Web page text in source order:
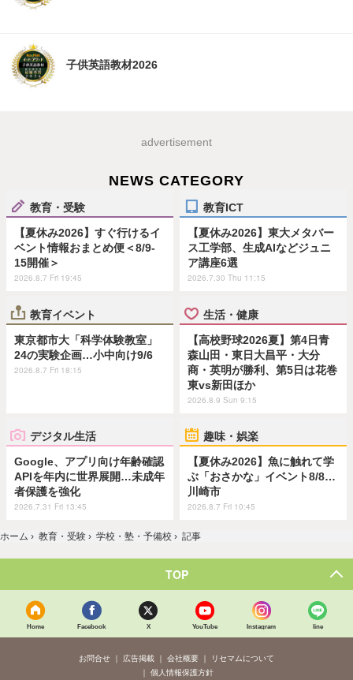
子供英語教材2026
advertisement
NEWS CATEGORY
教育・受験
【夏休み2026】すぐ行けるイ
ベント情報おまとめ便＜8/9-
15開催＞
2026.8.7 Fri 19:45
教育ICT
【夏休み2026】東大メタバー
ス工学部、生成AIなどジュニ
ア講座6選
2026.7.30 Thu 11:15
教育イベント
東京都市大「科学体験教室」
24の実験企画…小中向け9/6
2026.8.7 Fri 18:15
生活・健康
【高校野球2026夏】第4日青
森山田・東日大昌平・大分
商・英明が勝利、第5日は花巻
東vs新田ほか
2026.8.9 Sun 9:15
デジタル生活
Google、アプリ向け年齢確認
APIを年内に世界展開…未成年
者保護を強化
2026.7.31 Fri 13:45
趣味・娯楽
【夏休み2026】魚に触れて学
ぶ「おさかな」イベント8/8…
川崎市
2026.8.7 Fri 10:45
ホーム › 教育・受験 › 学校・塾・予備校 › 記事
TOP
Home Facebook X YouTube Instagram line
お問合せ 広告掲載 会社概要
リセマムについて
個人情報保護方針